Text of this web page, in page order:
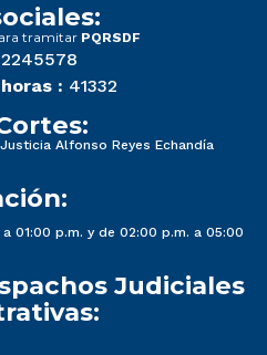
tramitar PQRSDF
: 41332
Alfonso Reyes Echandía
01:00 p.m. y de 02:00 p.m. a 05:00
Judiciales